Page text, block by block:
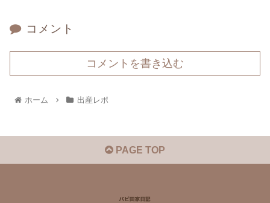
コメント
コメントを書き込む
ホーム 出産レポ
PAGE TOP